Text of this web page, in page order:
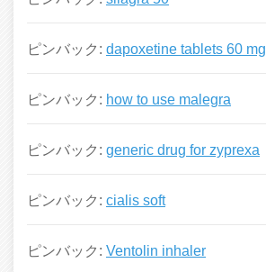
ピンバック: dapoxetine tablets 60 mg
ピンバック: how to use malegra
ピンバック: generic drug for zyprexa
ピンバック: cialis soft
ピンバック: Ventolin inhaler